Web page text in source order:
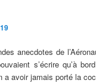
anecdotes de
s’écrire qu’à
a avoir jamais porté la